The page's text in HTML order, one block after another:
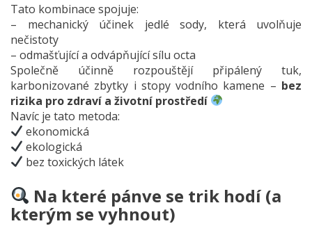
Tato kombinace spojuje:
– mechanický účinek jedlé sody, která uvolňuje
nečistoty
– odmašťující a odvápňující sílu octa
Společně účinně rozpouštějí připálený tuk,
karbonizované zbytky i stopy vodního kamene – bez
rizika pro zdraví a životní prostředí
Navíc je tato metoda:
ekonomická
ekologická
bez toxických látek
Na které pánve se trik hodí (a
kterým se vyhnout)